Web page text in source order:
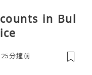
in Bul
25分鐘前